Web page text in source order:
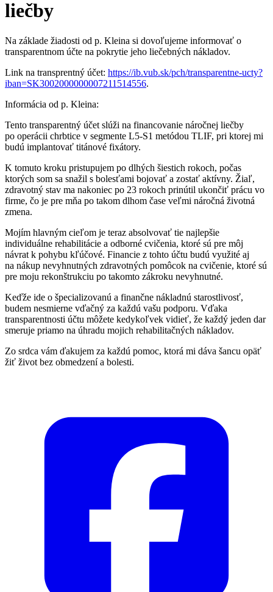
liečby
Na základe žiadosti od p. Kleina si dovoľujeme informovať o
transparentnom účte na pokrytie jeho liečebných nákladov.
Link na transprentný účet: https://ib.vub.sk/pch/transparentne-ucty?
iban=SK3002000000007211514556.
Informácia od p. Kleina:
Tento transparentný účet slúži na financovanie náročnej liečby
po operácii chrbtice v segmente L5-S1 metódou TLIF, pri ktorej mi
budú implantovať titánové fixátory.
​K tomuto kroku pristupujem po dlhých šiestich rokoch, počas
ktorých som sa snažil s bolesťami bojovať a zostať aktívny. Žiaľ,
zdravotný stav ma nakoniec po 23 rokoch prinútil ukončiť prácu vo
firme, čo je pre mňa po takom dlhom čase veľmi náročná životná
zmena.
​Mojím hlavným cieľom je teraz absolvovať tie najlepšie
individuálne rehabilitácie a odborné cvičenia, ktoré sú pre môj
návrat k pohybu kľúčové. Financie z tohto účtu budú využité aj
na nákup nevyhnutných zdravotných pomôcok na cvičenie, ktoré sú
pre moju rekonštrukciu po takomto zákroku nevyhnutné.
​Keďže ide o špecializovanú a finančne nákladnú starostlivosť,
budem nesmierne vďačný za každú vašu podporu. Vďaka
transparentnosti účtu môžete kedykoľvek vidieť, že každý jeden dar
smeruje priamo na úhradu mojich rehabilitačných nákladov.
​Zo srdca vám ďakujem za každú pomoc, ktorá mi dáva šancu opäť
žiť život bez obmedzení a bolesti.